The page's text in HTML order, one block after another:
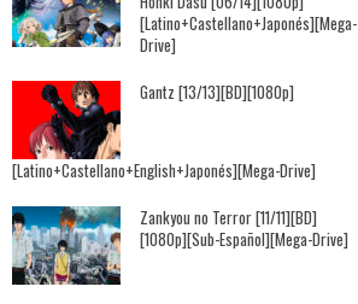
[Latino+Castellano+Japonés][Mega-
Drive]
Gantz [13/13][BD][1080p]
[Latino+Castellano+English+Japonés][Mega-Drive]
Zankyou no Terror [11/11][BD]
[1080p][Sub-Español][Mega-Drive]